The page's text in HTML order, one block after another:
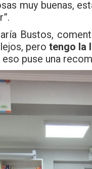
muy buenas,
Bustos,
perotengo la
puse una